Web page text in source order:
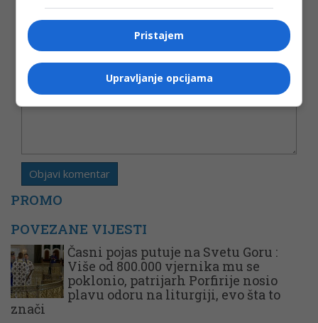
PROMO
POVEZANE VIJESTI
Časni pojas putuje na Svetu Goru :
Više od 800.000 vjernika mu se
poklonio, patrijarh Porfirije nosio
plavu odoru na liturgiji, evo šta to
znači
Pristajem
Upravljanje opcijama